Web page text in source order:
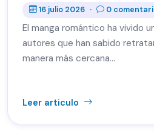
16 julio 2026 · 0
El manga romántico ha vivido
autores que han sabido
manera más cercana…
Leer articulo